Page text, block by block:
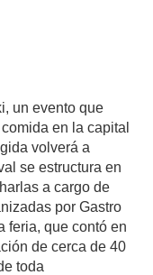
un evento que
en la capital
volverá a
se estructura en
a cargo de
por Gastro
feria, que contó en
de cerca de 40
toda